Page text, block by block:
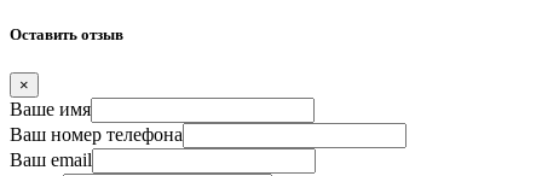
Оставить отзыв
×
Ваше имя
Ваш номер телефона
Ваш email